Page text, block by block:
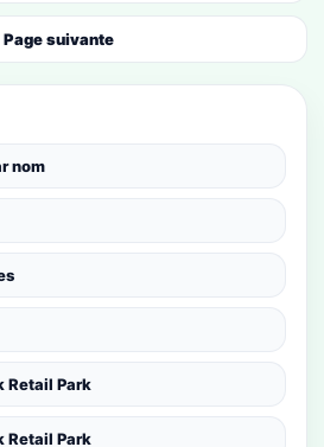
Page suivante
nom
Retail Park
Retail Park